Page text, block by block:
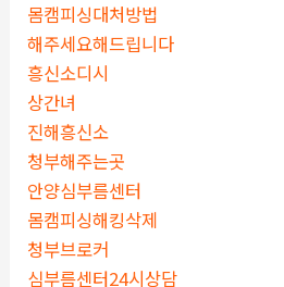
몸캠피싱대처방법
해주세요해드립니다
흥신소디시
상간녀
진해흥신소
청부해주는곳
안양심부름센터
몸캠피싱해킹삭제
청부브로커
심부름센터24시상담